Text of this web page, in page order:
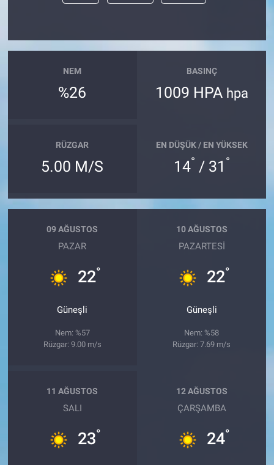
NEM
%26
BASINÇ
1009 HPA hpa
RÜZGAR
5.00 M/S
EN DÜŞÜK / EN YÜKSEK
14° / 31 °
09 AĞUSTOS
PAZAR
22°
Güneşli
Nem: %57
Rüzgar: 9.00 m/s
10 AĞUSTOS
PAZARTESI
22°
Güneşli
Nem: %58
Rüzgar: 7.69 m/s
11 AĞUSTOS
SALI
23°
12 AĞUSTOS
ÇARŞAMBA
24°